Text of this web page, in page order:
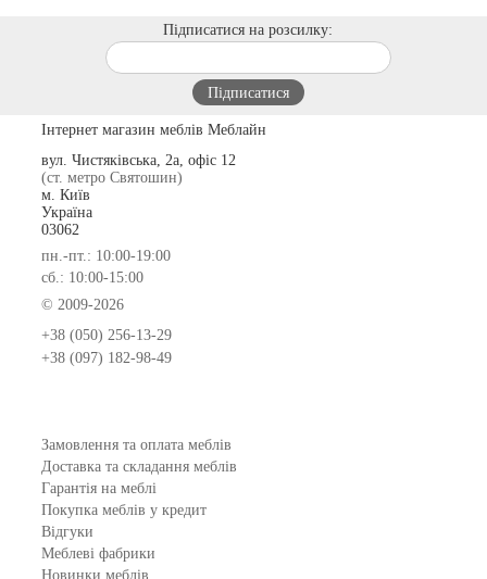
Підписатися на розсилку:
Інтернет магазин меблів Меблайн
вул. Чистяківська, 2а, офіс 12
(ст. метро Святошин)
м. Київ
Україна
03062
пн.-пт.: 10:00-19:00
сб.: 10:00-15:00
© 2009-2026
+38 (050) 256-13-29
+38 (097) 182-98-49
Замовлення та оплата меблів
Доставка та складання меблів
Гарантія на меблі
Покупка меблів у кредит
Відгуки
Меблеві фабрики
Новинки меблів